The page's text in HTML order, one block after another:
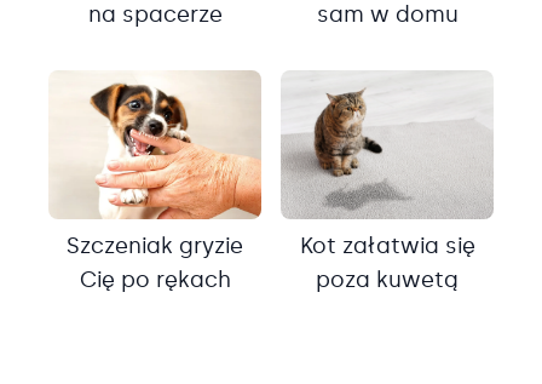
na spacerze
sam w domu
Szczeniak gryzie
Cię po rękach
Kot załatwia się
poza kuwetą